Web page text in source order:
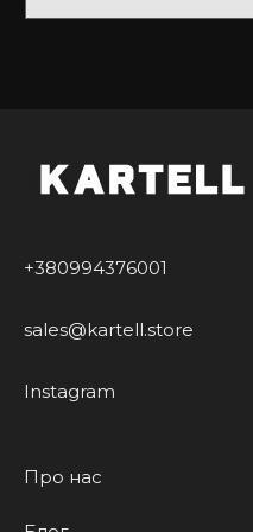
+380994376001
sales@kartell.store
Instagram
Про нас